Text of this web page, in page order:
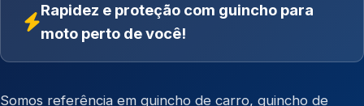
Rapidez e proteção com guincho para
moto perto de você!
Somos referência em guincho de carro, guincho de